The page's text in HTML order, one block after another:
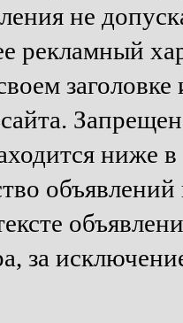
не
рекламный
заголовке
ниже
за